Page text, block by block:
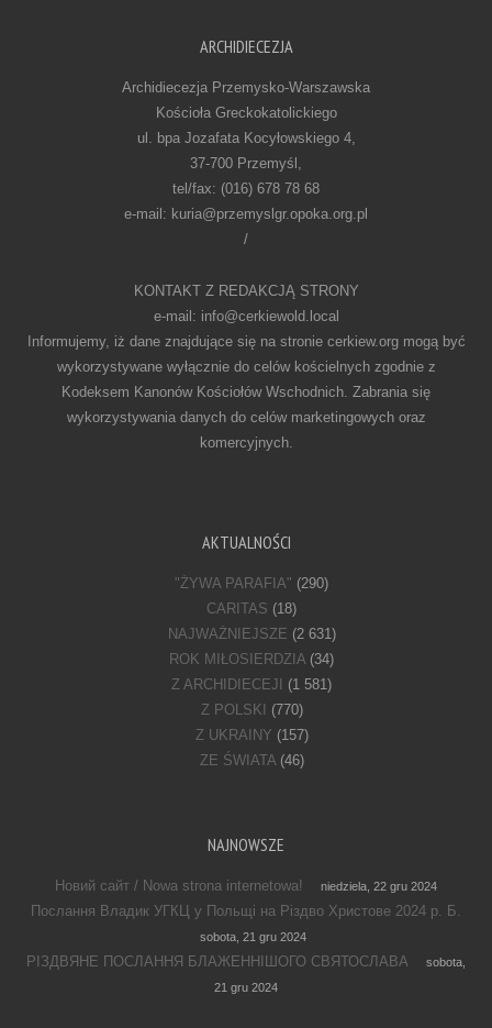
ARCHIDIECEZJA
Archidiecezja Przemysko-Warszawska
Kościoła Greckokatolickiego
ul. bpa Jozafata Kocyłowskiego 4,
37-700 Przemyśl,
tel/fax: (016) 678 78 68
e-mail: kuria@przemyslgr.opoka.org.pl
/
KONTAKT Z REDAKCJĄ STRONY
e-mail: info@cerkiewold.local
Informujemy, iż dane znajdujące się na stronie cerkiew.org mogą być
wykorzystywane wyłącznie do celów kościelnych zgodnie z
Kodeksem Kanonów Kościołów Wschodnich. Zabrania się
wykorzystywania danych do celów marketingowych oraz
komercyjnych.
AKTUALNOŚCI
"ŻYWA PARAFIA" (290)
CARITAS (18)
NAJWAŻNIEJSZE (2 631)
ROK MIŁOSIERDZIA (34)
Z ARCHIDIECEJI (1 581)
Z POLSKI (770)
Z UKRAINY (157)
ZE ŚWIATA(46)
NAJNOWSZE
Новий сайт / Nowa strona internetowa! niedziela, 22 gru 2024
Послання Владик УГКЦ у Польщі на Різдво Христове 2024 р. Б.
sobota, 21 gru 2024
РІЗДВЯНЕ ПОСЛАННЯ БЛАЖЕННІШОГО СВЯТОСЛАВА
sobota,
21 gru 2024